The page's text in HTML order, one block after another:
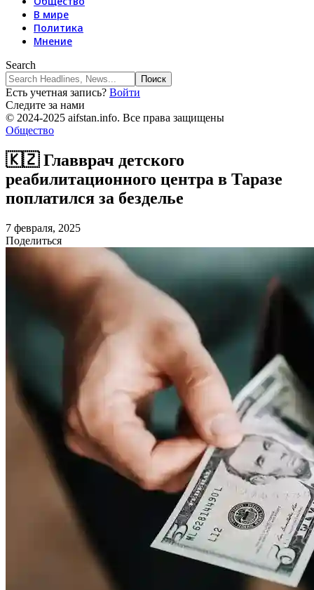
В мире
Политика
Мнение
Search
Есть учетная запись? Войти
Следите за нами
© 2024-2025 aifstan.info. Все права защищены
Общество
🇰🇿 Главврач детского
реабилитационного центра в Таразе
поплатился за безделье
7 февраля, 2025
Поделиться